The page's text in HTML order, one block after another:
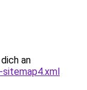
an